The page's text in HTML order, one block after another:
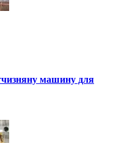
машину для